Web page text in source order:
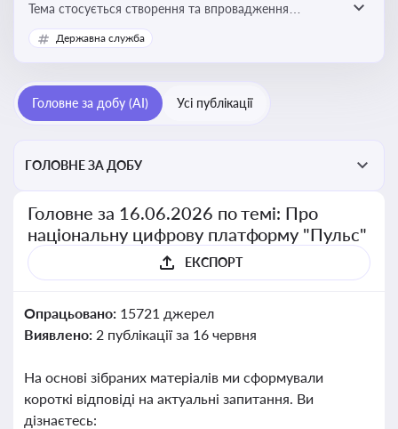
Тема стосується створення та впровадження
цифрової платформи «Пульс», яка має на меті
забезпечити ефективну, прозору і зручну взаємодію
Державна служба
Головне за добу (AI) Усі публікації
ГОЛОВНЕ ЗА ДОБУ
Головне за 16.06.2026 по темі: Про
національну цифрову платформу "Пульс"
ЕКСПОРТ
Опрацьовано: 15721 джерел
Виявлено: 2 публікації за 16 червня
На основі зібраних матеріалів ми сформували
короткі відповіді на актуальні запитання. Ви
дізнаєтесь: